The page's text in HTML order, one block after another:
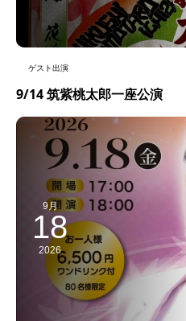
ゲスト出演
9/14 筑紫桃太郎一座公演
9月
18
2026